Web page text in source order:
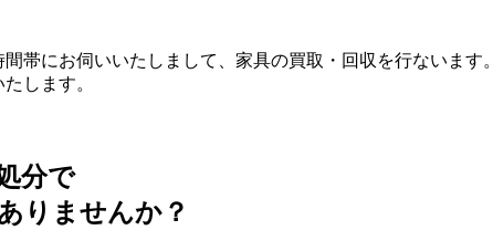
帯にお伺いいたしまして、家具の買取・回収を行ないます。
します。
分で
りませんか？